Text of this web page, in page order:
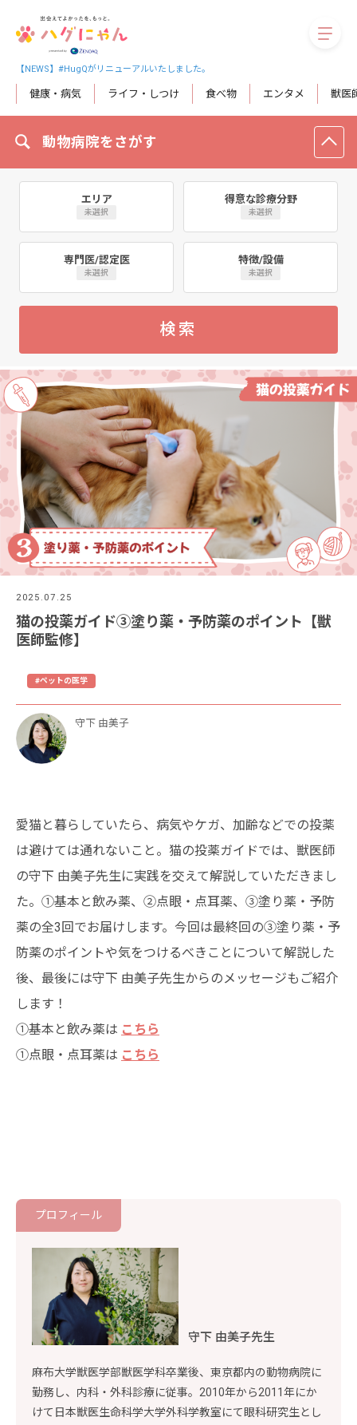
【NEWS】#HugQがリニューアルいたしました。
健康・病気 ライフ・しつけ 食べ物 エンタメ 獣医
動物病院をさがす
エリア
未選択
得意な診療分野
未選択
専門医/認定医
未選択
特徴/設備
未選択
検索
2025.07.25
猫の投薬ガイド③塗り薬・予防薬のポイント【獣
医師監修】
#ペットの医学
守下 由美子
愛猫と暮らしていたら、病気やケガ、加齢などでの投薬
は避けては通れないこと。猫の投薬ガイドでは、獣医師
の守下 由美子先生に実践を交えて解説していただきまし
た。①基本と飲み薬、②点眼・点耳薬、③塗り薬・予防
薬の全3回でお届けします。今回は最終回の③塗り薬・予
防薬のポイントや気をつけるべきことについて解説した
後、最後には守下 由美子先生からのメッセージもご紹介
します！
①基本と飲み薬は こちら
①点眼・点耳薬は こちら
プロフィール
守下 由美子先生
麻布大学獣医学部獣医学科卒業後、東京都内の動物病院に
勤務し、内科・外科診療に従事。2010年から2011年にか
けて日本獣医生命科学大学外科学教室にて眼科研究生とし